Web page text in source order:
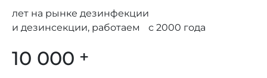
лет на рынке дезинфекции
и дезинсекции, работаем с 2000 года
10 000 +